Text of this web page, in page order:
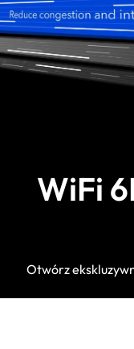
WiFi
Otwórz